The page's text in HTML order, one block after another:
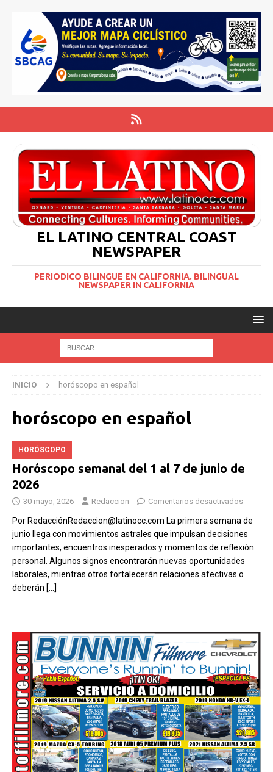
EL LATINO CENTRAL COAST
NEWSPAPER
PERIODICO BILINGUE EN CALIFORNIA. BILINGUAL
NEWSPAPER IN CALIFORNIA
INICIO horóscopo en español
horóscopo en español
HORÓSCOPO
Horóscopo semanal del 1 al 7 de junio de
2026
30 mayo, 2026 Redaccion Comentarios desactivados
Por RedacciónRedaccion@latinocc.com La primera semana de
junio llega con movimientos astrales que impulsan decisiones
importantes, encuentros inesperados y momentos de reflexión
personal. Algunos signos encontrarán nuevas oportunidades
laborales, mientras otros fortalecerán relaciones afectivas o
deberán […]